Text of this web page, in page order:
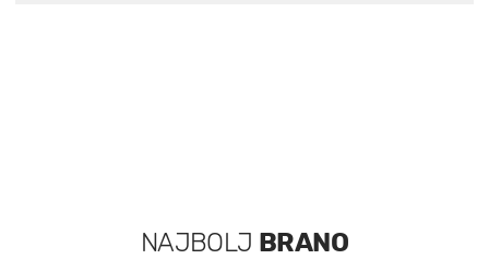
NAJBOLJ BRANO